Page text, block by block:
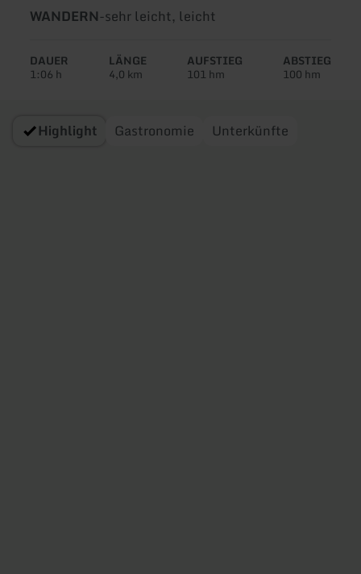
Art
Tour:
WANDERN-Schwierigkeit:
sehr leicht, leicht
DAUER
1:06 h
LÄNGE
4,0 km
AUFSTIEG
101 hm
ABSTIEG
100 hm
Highlight Gastronomie Unterkünfte